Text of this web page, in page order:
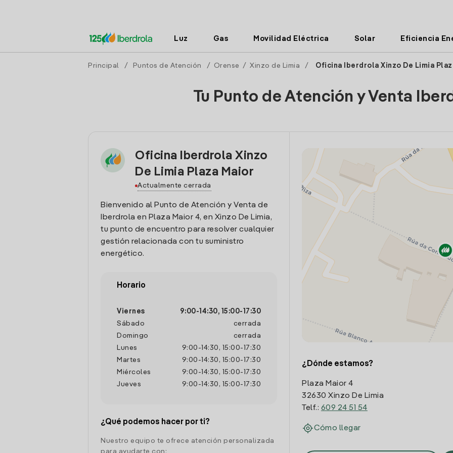
Luz Gas Movilidad Eléctrica Solar Eficiencia
Principal / Puntos de Atención / Orense / Xinzo de Limia / Oficina Iberdrola Xinzo De Limia
Tu Punto de Atención y Venta
Oficina Iberdrola Xinzo
De Limia Plaza Maior
Actualmente cerrada
Bienvenido al Punto de Atención y Venta de
Iberdrola en Plaza Maior 4, en Xinzo De Limia,
tu punto de encuentro para resolver cualquier
gestión relacionada con tu suministro
energético.
Horario
Viernes 9:00- 14:30, 15:00- 17:30
Sábado
cerrada
Domingo
cerrada
Lunes
9:00 - 14:30 , 15:00- 17:30
Martes
9:00 - 14:30 , 15:00- 17:30
Miércoles
9:00 - 14:30 , 15:00- 17:30
Jueves
9:00 - 14:30 , 15:00- 17:30
¿Qué podemos hacer por ti?
Nuestro equipo te ofrece atención personalizada
para ayudarte con:
¿Dónde estamos?
Plaza Maior 4
32630 Xinzo De Limia
Telf.: 609 24 51 54
Cómo llegar